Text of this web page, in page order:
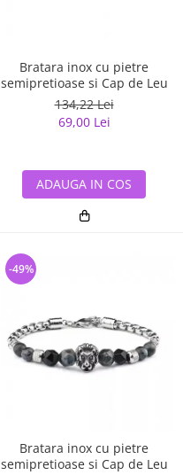
Bratara inox cu pietre
semipretioase si Cap de Leu
134,22 Lei
69,00 Lei
ADAUGA IN COS
Bratara inox cu pietre
semipretioase si Cap de Leu
-49%